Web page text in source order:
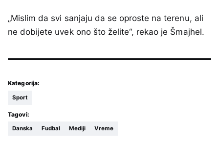
„Mislim da svi sanjaju da se oproste na terenu, ali
ne dobijete uvek ono što želite“, rekao je Šmajhel.
Kategorija:
Sport
Tagovi:
Danska Fudbal Mediji Vreme